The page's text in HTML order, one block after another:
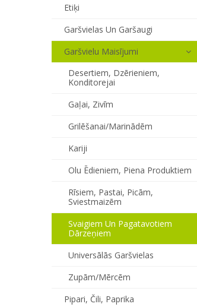
Etiķi
Garšvielas Un Garšaugi
Garšvielu Maisījumi
Desertiem, Dzērieniem,
Konditorejai
Gaļai, Zivīm
Grilēšanai/marinādēm
Kariji
Olu Ēdieniem, Piena Produktiem
Rīsiem, Pastai, Picām,
Sviestmaizēm
Svaigiem Un Pagatavotiem
Dārzeņiem
Universālās Garšvielas
Zupām/mērcēm
Pipari, Čili, Paprika